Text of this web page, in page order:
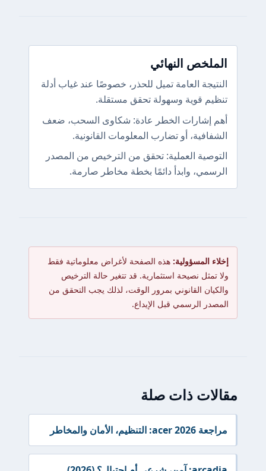
الملخص النهائي
النتيجة العامة تميل للحذر، خصوصًا عند غياب أدلة
تنظيم قوية وسهولة تحقق مستقلة.
أهم إشارات الخطر عادة: شكاوى السحب، ضعف
الشفافية، أو تضارب المعلومات القانونية.
التوصية العملية: تحقق من الترخيص من المصدر
الرسمي، وابدأ دائمًا بخطة مخاطر صارمة.
إخلاء المسؤولية: هذه الصفحة لأغراض معلوماتية فقط
ولا تمثل نصيحة استثمارية. قد تتغير حالة الترخيص
والكيان القانوني بمرور الوقت، لذلك يجب التحقق من
المصدر الرسمي قبل الإيداع.
مقالات ذات صلة
مراجعة acer 2026: التنظيم، الأمان والمخاطر